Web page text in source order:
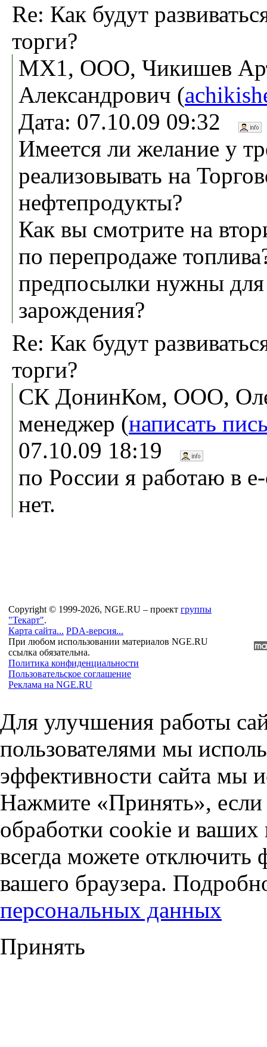
Re: Как будут
торги?
МХ1, ООО, Чикишев
Александрович (
Дата: 07.10.09 09:32
Имеется ли желание у
реализовывать на
нефтепродукты?
Как вы смотрите на
по перепродаже
предпосылки нужны для
зарождения?
Re: Как будут
торги?
СК ДонинКом, ООО,
менеджер (написать
07.10.09 18:19
по России я работаю в
нет.
Copyright © 1999-2026, NGE.RU – проект группы
"Текарт".
Карта сайта... PDA-версия...
При любом использовании материалов NGE.RU
ссылка обязательна.
Политика конфиденциальности
Пользовательское соглашение
Реклама на NGE.RU
Для улучшения работы
пользователями мы
эффективности сайта мы
Нажмите «Принять», если
обработки cookie и
всегда можете отключить
вашего браузера.
персональных данных
Принять